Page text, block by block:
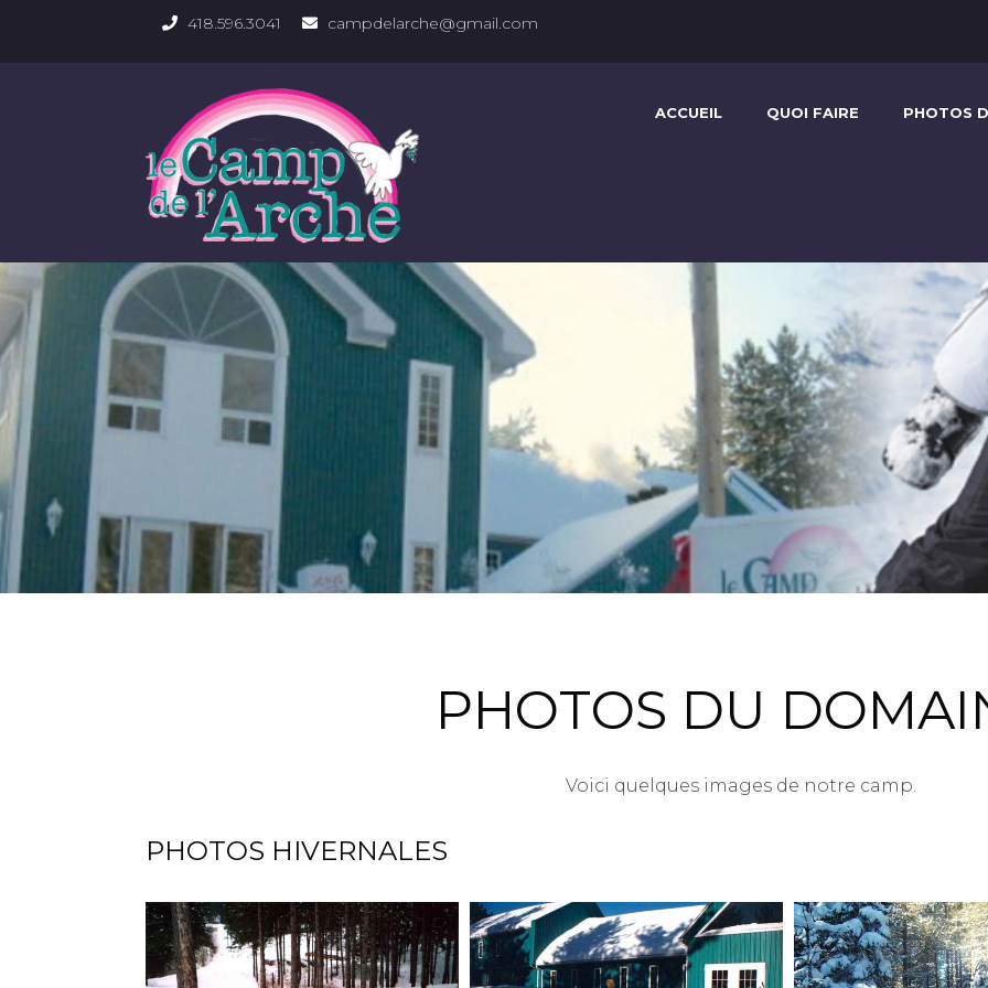
418.596.3041 campdelarche@gmail.com
ACCUEIL QUOI FAIRE PHOTOS
PHOTOS DU
Voici quelques images de notre camp.
PHOTOS HIVERNALES